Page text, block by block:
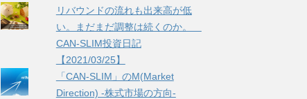
リバウンドの流れも出来高が低
い。まだまだ調整は続くのか。
CAN-SLIM投資日記
【2021/03/25】
「CAN-SLIM」のM(Market
Direction) -株式市場の方向-